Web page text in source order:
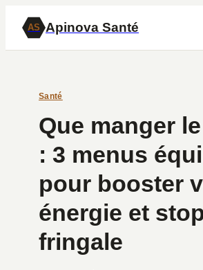
AS Apinova Santé
Santé
Que manger
: 3 menus
pour booster
énergie et
fringale